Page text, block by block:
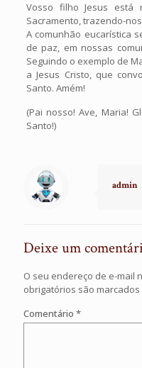
Vosso filho Jesus está
Sacramento, trazendo-
A comunhão eucarística
de paz, em nossas
Seguindo o exemplo de
a Jesus Cristo, que
Santo. Amém!
(Pai nosso! Ave, Maria!
Santo!)
admin
Deixe um
O seu endereço de e-mail
obrigatórios são marcados
Comentário *